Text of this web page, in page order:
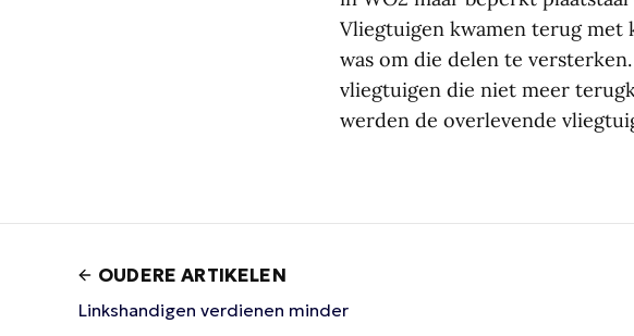
Vliegtuigen kwamen terug met
was om die delen te
vliegtuigen die niet meer
werden de overlevende
OUDERE ARTIKELEN
Linkshandigen verdienen minder